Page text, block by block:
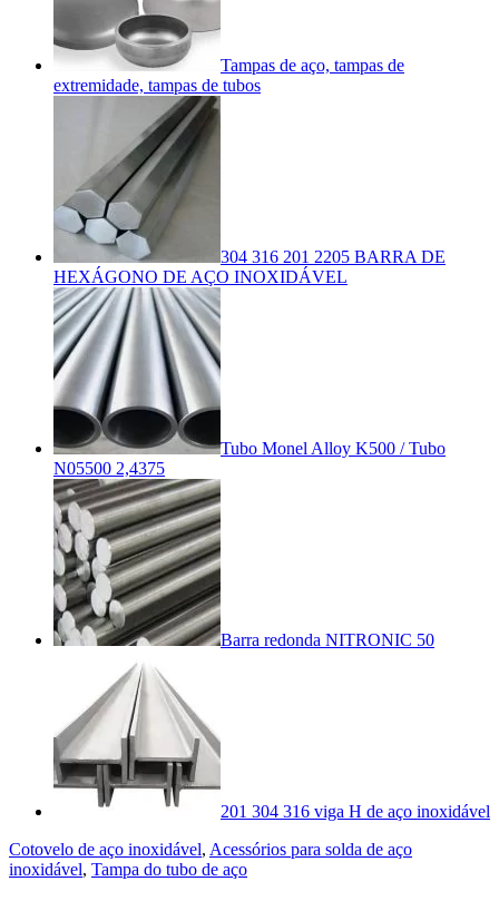
Tampas de aço, tampas de
extremidade, tampas de tubos
304 316 201 2205 BARRA DE
HEXÁGONO DE AÇO INOXIDÁVEL
Tubo Monel Alloy K500 / Tubo
N05500 2,4375
Barra redonda NITRONIC 50
201 304 316 viga H de aço inoxidável
Cotovelo de aço inoxidável, Acessórios para solda de aço
inoxidável, Tampa do tubo de aço